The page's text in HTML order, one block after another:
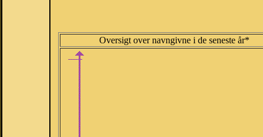
Oversigt over navngivne i de seneste år*